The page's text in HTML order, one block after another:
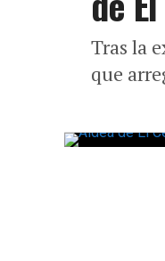
Tras la
que